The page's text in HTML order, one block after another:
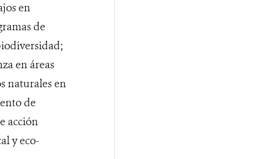
en
de
en áreas
naturales en
de
acción
y eco-